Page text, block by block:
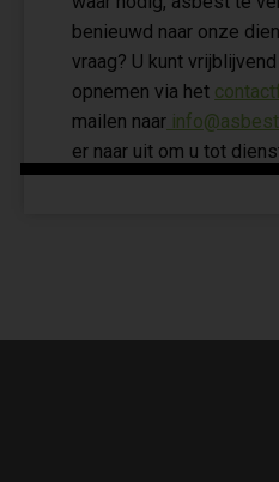
benieuwd naar onze
vraag? U kunt
opnemen via het
mailen naar
er naar uit om u tot